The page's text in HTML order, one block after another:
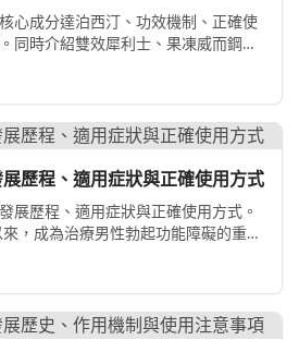
心成分達泊西汀、功效機制、正確使
同時介紹雙效犀利士、果凍威而鋼雙
歷程、適用症狀與正確使用方式
展歷程、適用症狀與正確使用方式。
，成為治療男性勃起功能障礙的重要